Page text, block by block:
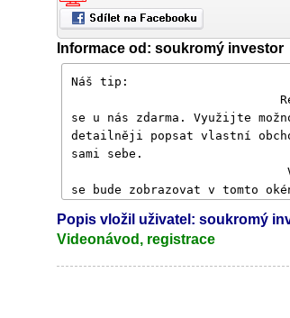
Informace od: soukromý investor
Popis vložil uživatel: soukromý
Videonávod, registrace